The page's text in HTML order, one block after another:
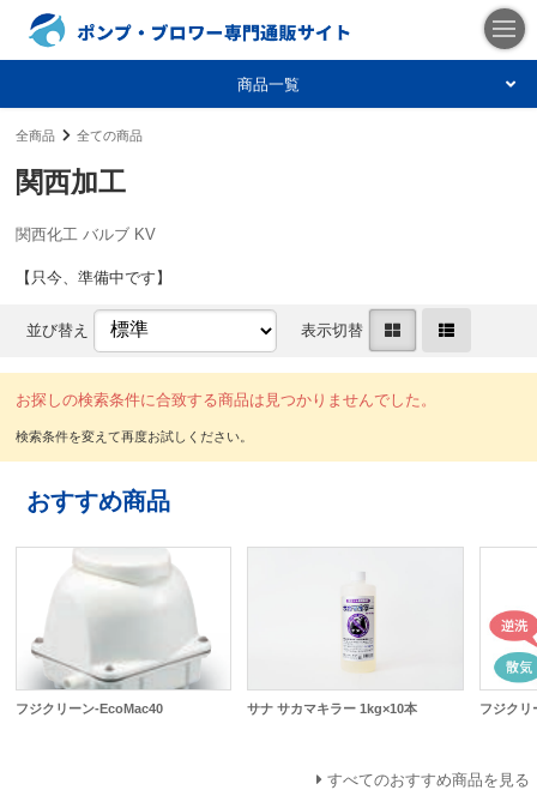
商品一覧
全商品 全ての商品
関西加工
関西化工 バルブ KV
【只今、準備中です】
並び替え 表示切替
お探しの検索条件に合致する商品は見つかりませんでした。
おすすめ商品
フジクリーン-EcoMac40 サナ サカマキラー 1kg×10本 フジクリ
すべてのおすすめ商品を見る